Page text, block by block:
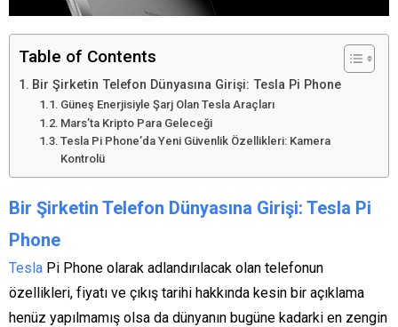
Table of Contents
Bir Şirketin Telefon Dünyasına Girişi: Tesla Pi Phone
Güneş Enerjisiyle Şarj Olan Tesla Araçları
Mars’ta Kripto Para Geleceği
Tesla Pi Phone’da Yeni Güvenlik Özellikleri: Kamera
Kontrolü
Bir Şirketin Telefon Dünyasına Girişi: Tesla Pi
Phone
Tesla Pi Phone olarak adlandırılacak olan telefonun
özellikleri, fiyatı ve çıkış tarihi hakkında kesin bir açıklama
henüz yapılmamış olsa da dünyanın bugüne kadarki en zengin